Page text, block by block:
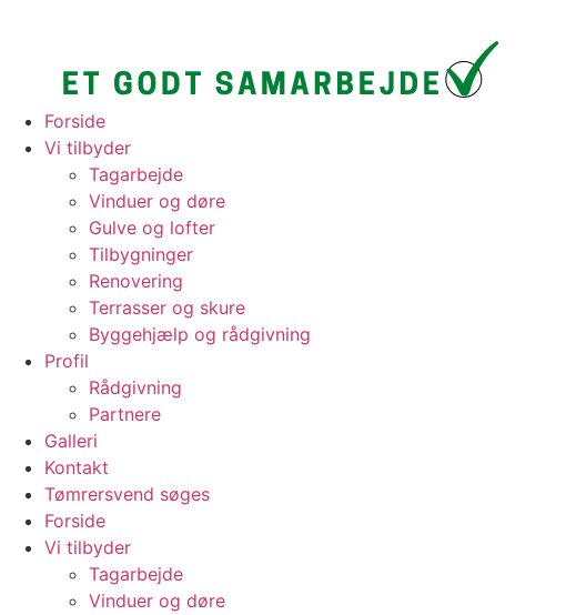
Forside
Vi tilbyder
Tagarbejde
Vinduer og døre
Gulve og lofter
Tilbygninger
Renovering
Terrasser og skure
Byggehjælp og rådgivning
Profil
Rådgivning
Partnere
Galleri
Kontakt
Tømrersvend søges
Forside
Vi tilbyder
Tagarbejde
Vinduer og døre